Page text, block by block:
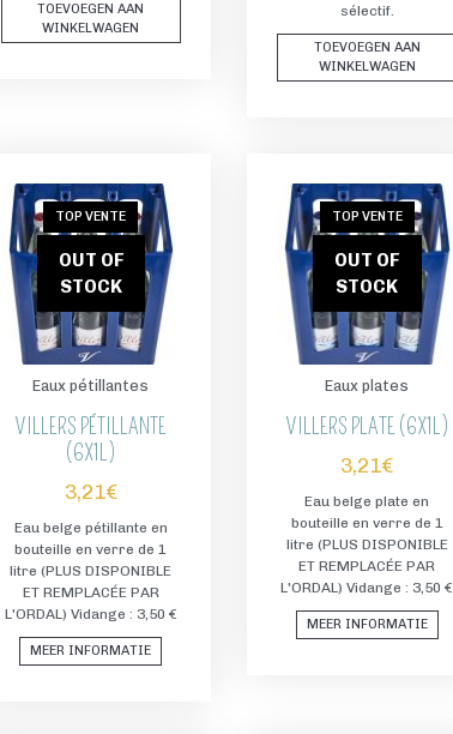
TOEVOEGEN AAN
WINKELWAGEN
sélectif.
TOEVOEGEN AAN
WINKELWAGEN
TOP VENTE
OUT OF
STOCK
Eaux pétillantes
VILLERS PÉTILLANTE
(6X1L)
3,21€
Eau belge pétillante en
bouteille en verre de 1
litre (PLUS DISPONIBLE
ET REMPLACÉE PAR
L'ORDAL) Vidange : 3,50 €
MEER INFORMATIE
TOP VENTE
OUT OF
STOCK
Eaux plates
VILLERS PLATE (6X1L)
3,21€
Eau belge plate en
bouteille en verre de 1
litre (PLUS DISPONIBLE
ET REMPLACÉE PAR
L'ORDAL) Vidange : 3,50 €
MEER INFORMATIE